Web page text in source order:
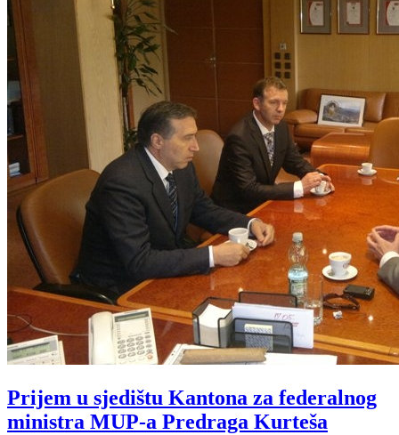
Prijem u sjedištu Kantona za federalnog
ministra MUP-a Predraga Kurteša